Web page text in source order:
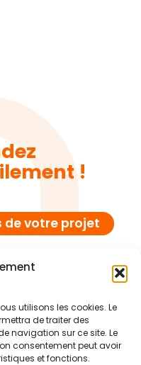
utilisons les cookies. Le
de traiter des
navigation sur ce site. Le
consentement peut avoir
et fonctions.
!
de votre projet